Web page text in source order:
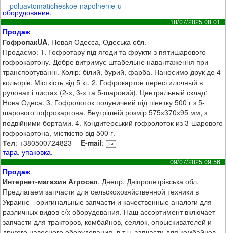
poluavtomaticheskoe-napolnenie-u
оборудование,
18/07/2025 08:01
Продаж
ГофропакUA, Новая Одесса, Одеська обл.
Продаємо: 1. Гофротару під ягоди та фрукти з пятишарового
гофрокартону. Добре витримує штабельне навантаження при
транспортуванні. Колір: білий, бурий, фарба. Наносимо друк до 4
кольорів. Місткість від 5 кг. 2. Гофрокартон перестилочный в
рулонах і листах (2-х, 3-х та 5-шаровий). Центральный склад:
Нова Одеса. 3. Гофролоток полуничний під пінетку 500 г з 5-
шарового гофрокартона. Внутрішній розмір 575х370х95 мм, з
подвійними бортами. 4. Кондитерський гофролоток из 3-шарового
гофрокартона, місткістю від 500 г.
Тел: +380500724823 E-mail:
тара,упаковка,
09/07/2025 09:56
Продаж
Интернет-магазин Агросел, Днепр, Дніпропетрівська обл.
Предлагаем запчасти для сельскохозяйственной техники в
Украине - оригинальные запчасти и качественные аналоги для
различных видов с/х оборудования. Наш ассортимент включает
запчасти для тракторов, комбайнов, сеялок, опрыскивателей и